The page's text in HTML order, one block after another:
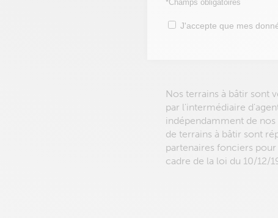
J'accepte que mes
Nos terrains à bâtir sont
par l'intermédiaire
indépendamment de
de terrains à bâtir sont
partenaires fonciers
cadre de la loi du 10/12/